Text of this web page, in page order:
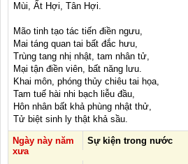
Mùi, Ất Hợi, Tân Hợi.
Mão tinh tạo tác tiến điền ngưu,
Mai táng quan tai bất đắc hưu,
Trùng tang nhị nhật, tam nhân tử,
Mại tận điền viên, bất năng lưu.
Khai môn, phóng thủy chiêu tai họa,
Tam tuế hài nhi bạch liễu đầu,
Hôn nhân bất khả phùng nhật thử,
Tử biệt sinh ly thật khả sầu.
Ngày này năm
xưa
Sự kiện trong nước